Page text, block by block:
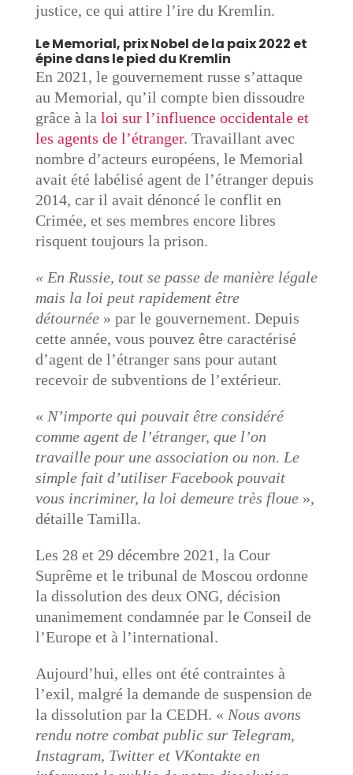
justice, ce qui attire l’ire du Kremlin.
Le Memorial, prix Nobel de la paix 2022 et
épine dans le pied du Kremlin
En 2021, le gouvernement russe s’attaque
au Memorial, qu’il compte bien dissoudre
grâce à la loi sur l’influence occidentale et
les agents de l’étranger. Travaillant avec
nombre d’acteurs européens, le Memorial
avait été labélisé agent de l’étranger depuis
2014, car il avait dénoncé le conflit en
Crimée, et ses membres encore libres
risquent toujours la prison.
« En Russie, tout se passe de manière légale
mais la loi peut rapidement être
détournée» par le gouvernement. Depuis
cette année, vous pouvez être caractérisé
d’agent de l’étranger sans pour autant
recevoir de subventions de l’extérieur.
« N’importe qui pouvait être considéré
comme agent de l’étranger, que l’on
travaille pour une association ou non. Le
simple fait d’utiliser Facebook pouvait
vous incriminer, la loi demeure très floue »,
détaille Tamilla.
Les 28 et 29 décembre 2021, la Cour
Suprême et le tribunal de Moscou ordonne
la dissolution des deux ONG, décision
unanimement condamnée par le Conseil de
l’Europe et à l’international.
Aujourd’hui, elles ont été contraintes à
l’exil, malgré la demande de suspension de
la dissolution par la CEDH. « Nous avons
rendu notre combat public sur Telegram,
Instagram, Twitter et VKontakte en